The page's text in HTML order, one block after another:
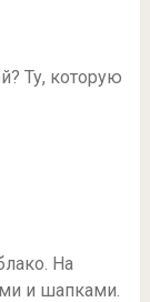
Ту, которую
На
и шапками.